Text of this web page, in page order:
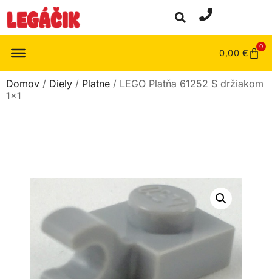
0,00 €
0
Domov / Diely / Platne / LEGO Platňa 61252 S držiakom
1×1